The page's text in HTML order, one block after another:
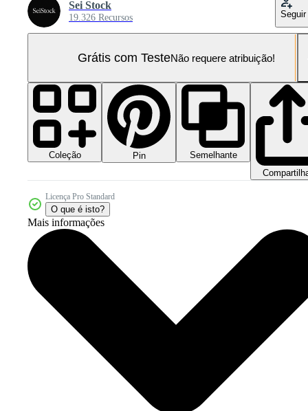
Sei Stock
19.326 Recursos Seguir
Grátis com TesteNão requere atribuição!
Coleção Pin
Semelhante
Licença Pro Standard
O que é isto?
Mais informações